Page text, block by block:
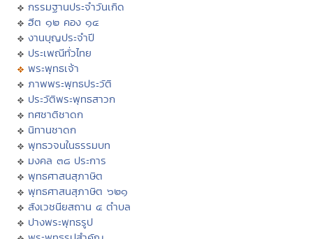
กรรมฐานประจำวันเกิด
ฮีต ๑๒ คอง ๑๔
งานบุญประจำปี
ประเพณีทั่วไทย
พระพุทธเจ้า
ภาพพระพุทธประวัติ
ประวัติพระพุทธสาวก
ทศชาติชาดก
นิทานชาดก
พุทธวจนในธรรมบท
มงคล ๓๘ ประการ
พุทธศาสนสุภาษิต
พุทธศาสนสุภาษิต ๖๒๑
สังเวชนียสถาน ๔ ตำบล
ปางพระพุทธรูป